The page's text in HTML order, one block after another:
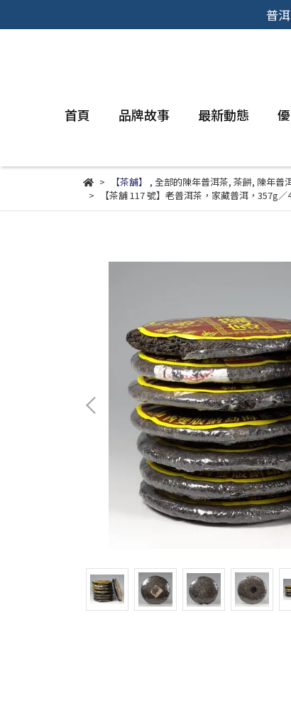
普
首頁 品牌故事 最新動態
【茶舖】 , 全部的陳年普洱茶, 茶餅, 陳年普
【茶舖 117 號】老普洱茶，家藏普洱，357g